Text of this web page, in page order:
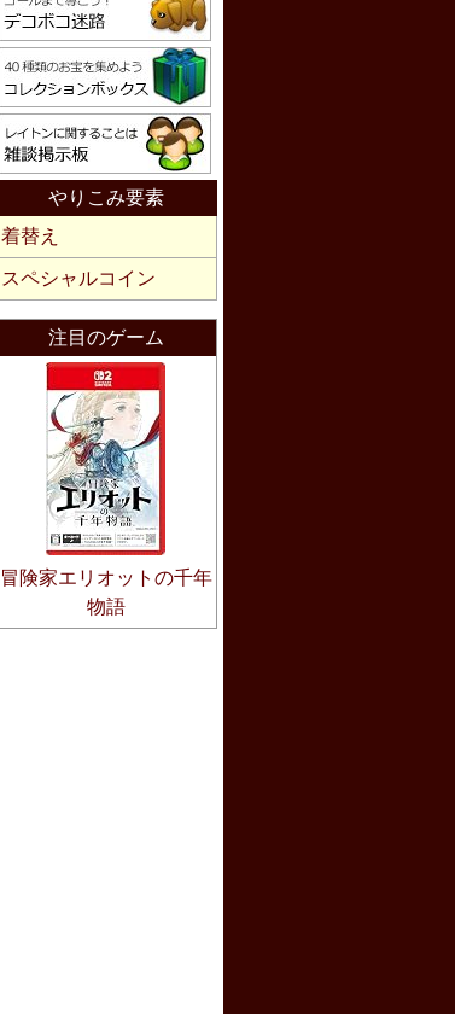
やりこみ要素
着替え
スペシャルコイン
注目のゲーム
冒険家エリオットの千年
物語